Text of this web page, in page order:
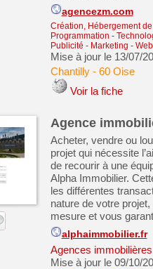
agencezm.com
Création, Hébergement
Programmation -
Publicité - Marketing -
Mise à jour le 13/07/
Chantilly- 60 Oise
Voir la fiche
Agence
Acheter, vendre ou
projet qui nécessite
de recourir à une
Alpha Immobilier.
les différentes
nature de votre
mesure et vous
alphaimmobilier.fr
Agences
Mise à jour le 09/10/